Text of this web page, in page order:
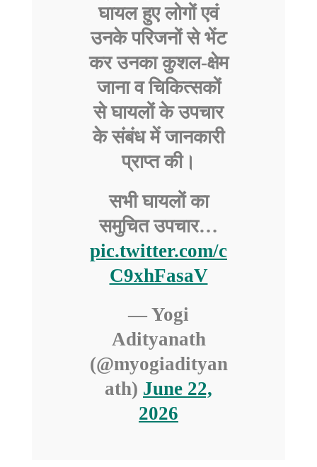
घायल हुए लोगों एवं
उनके परिजनों से भेंट
कर उनका कुशल-क्षेम
जाना व चिकित्सकों
से घायलों के उपचार
के संबंध में जानकारी
प्राप्त की।
सभी घायलों का
समुचित उपचार…
pic.twitter.com/c
C9xhFasaV
— Yogi
Adityanath
(@myogiadityan
ath) June 22,
2026